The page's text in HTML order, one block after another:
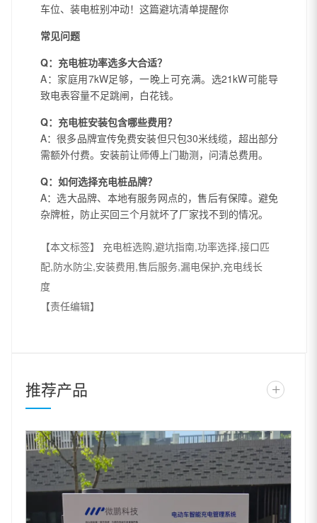
车位、装电桩别冲动！这篇避坑清单提醒你
常见问题
Q：充电桩功率选多大合适？
A：家庭用7kW足够，一晚上可充满。选21kW可能导
致电表容量不足跳闸，白花钱。
Q：充电桩安装包含哪些费用？
A：很多品牌宣传免费安装但只包30米线缆，超出部分
需额外付费。安装前让师傅上门勘测，问清总费用。
Q：如何选择充电桩品牌？
A：选大品牌、本地有服务网点的，售后有保障。避免
杂牌桩，防止买回三个月就坏了厂家找不到的情况。
【本文标签】
充电桩选购,避坑指南,功率选择,接口匹
配,防水防尘,安装费用,售后服务,漏电保护,充电线长
度
【责任编辑】
推荐产品 +